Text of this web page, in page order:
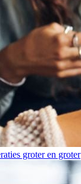
groter en groter